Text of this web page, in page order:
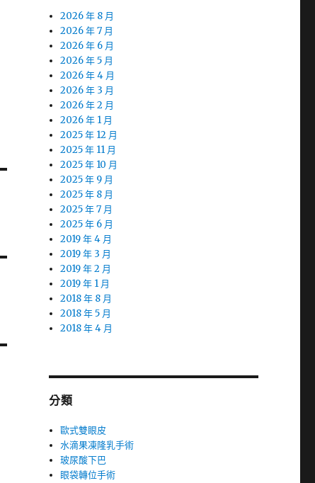
2026 年 8 月
2026 年 7 月
2026 年 6 月
2026 年 5 月
2026 年 4 月
2026 年 3 月
2026 年 2 月
2026 年 1 月
2025 年 12 月
2025 年 11 月
2025 年 10 月
2025 年 9 月
2025 年 8 月
2025 年 7 月
2025 年 6 月
2019 年 4 月
2019 年 3 月
2019 年 2 月
2019 年 1 月
2018 年 8 月
2018 年 5 月
2018 年 4 月
分類
歐式雙眼皮
水滴果凍隆乳手術
玻尿酸下巴
眼袋轉位手術